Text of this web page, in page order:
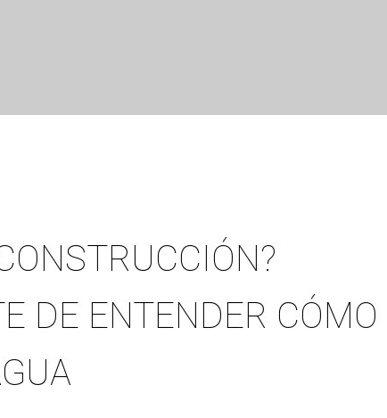
DE ENTENDER CÓMO